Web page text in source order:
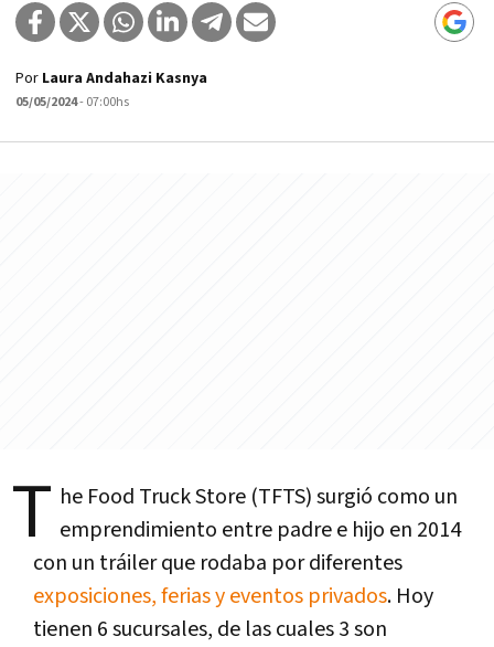
Por Laura Andahazi Kasnya
05/05/2024- 07:00hs
T he Food Truck Store (TFTS) surgió como un
emprendimiento entre padre e hijo en 2014
con un tráiler que rodaba por diferentes
exposiciones, ferias y eventos privados. Hoy
tienen 6 sucursales, de las cuales 3 son